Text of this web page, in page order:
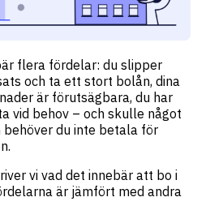
flera fördelar: du slipper
och ta ett stort bolån, dina
är förutsägbara, du har
vid behov – och skulle något
behöver du inte betala för
vi vad det innebär att bo i
är jämfört med andra